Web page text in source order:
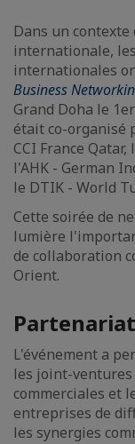
Dans un
internationale,
internationales
Business
Grand Doha le
était co-organisé
CCI France
l'AHK - German
le DTIK - World
Cette soirée de
lumière
de collaboration
Orient.
L'événement a
les joint-
commerciales et
entreprises de
les synergies